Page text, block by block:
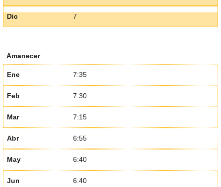
Dic 7
Amanecer
Ene 7:35
Feb 7:30
Mar 7:15
Abr 6:55
May 6:40
Jun 6:40